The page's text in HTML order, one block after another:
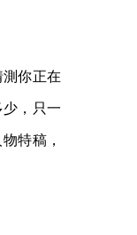
你正在
，只一
特稿，